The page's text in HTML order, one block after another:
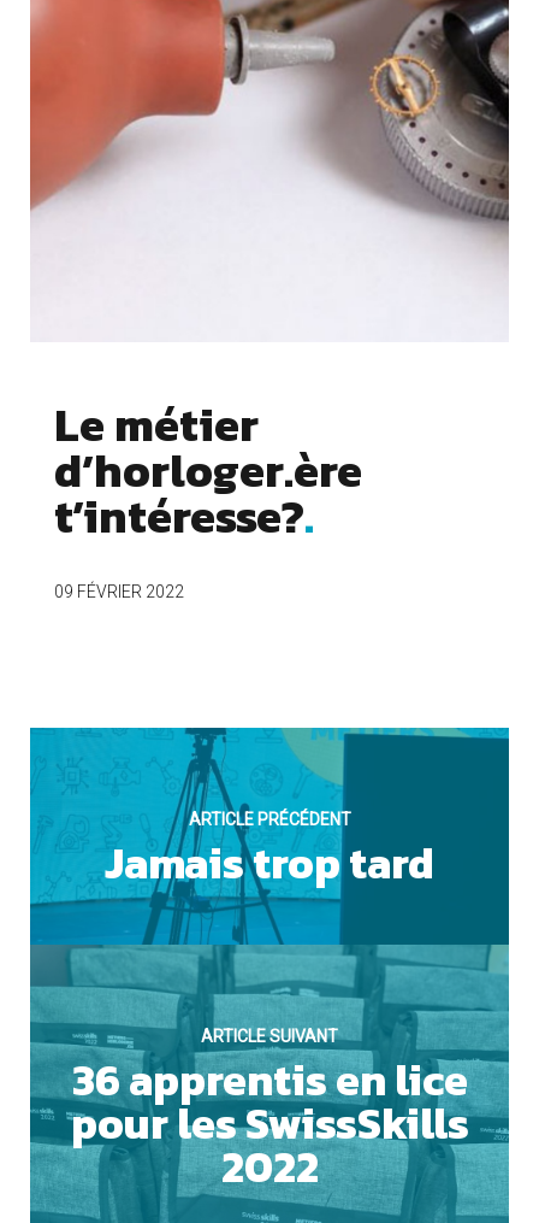
Le métier
d’horloger.ère
t’intéresse?
09 FÉVRIER 2022
ARTICLE PRÉCÉDENT
Jamais trop tard
ARTICLE SUIVANT
36 apprentis en lice
pour les SwissSkills
2022
Cookies essentiels
Cookies marketing
NON
ACCEPTER TOUS LES COOKIES
ESSENTIELS UNIQUEMENT